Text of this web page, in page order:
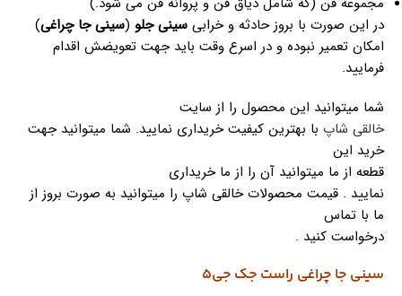
در این صورت با بروز حادثه و خرابی سینی جلو (سینی جا چراغی)
امکان تعمیر نبوده و در اسرع وقت باید جهت تعویضش اقدام
فرمایید.
شما میتوانید این محصول را از سایت
خالقی شاپ با بهترین کیفیت خریداری نمایید. شما میتوانید جهت
خرید این
قطعه از ما میتوانید آن را از ما خریداری
نمایید . قیمت محصولات خالقی شاپ را میتوانید به صورت بروز از
ما با تماس
درخواست کنید .
سینی جا چراغی راست جک جی5